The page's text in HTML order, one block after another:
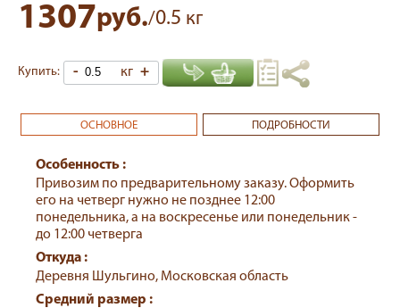
1307руб./0.5 кг
Купить: - кг +
ОСНОВНОЕ ПОДРОБНОСТИ
Особенность :
Привозим по предварительному заказу. Оформить
его на четверг нужно не позднее 12:00
понедельника, а на воскресенье или понедельник -
до 12:00 четверга
Откуда :
Деревня Шульгино, Московская область
Средний размер :